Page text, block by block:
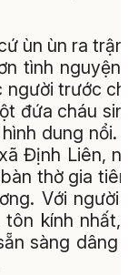
ùn ùn ra
tình nguyện
người trước
đứa cháu
dung nổi.
Định Liên,
thờ gia
Với người
tôn kính nhất,
sàng dâng